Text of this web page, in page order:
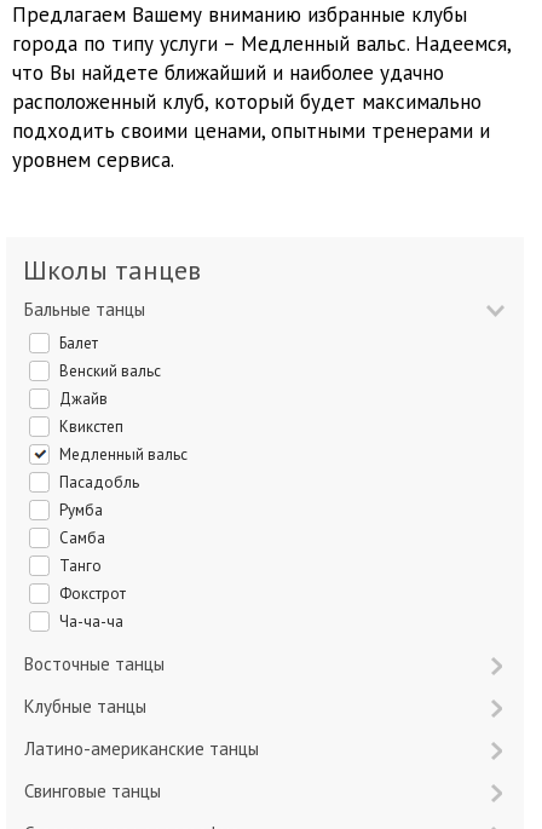
Предлагаем Вашему вниманию избранные клубы
города по типу услуги – Медленный вальс. Надеемся,
что Вы найдете ближайший и наиболее удачно
расположенный клуб, который будет максимально
подходить своими ценами, опытными тренерами и
уровнем сервиса.
Школы танцев
Бальные танцы
Балет
Венский вальс
Джайв
Квикстеп
Медленный вальс
Пасадобль
Румба
Самба
Танго
Фокстрот
Ча-ча-ча
Восточные танцы
Клубные танцы
Латино-американские танцы
Свинговые танцы